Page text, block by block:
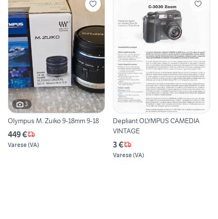
3
Olympus M. Zuiko 9-18mm 9-18
449 €
Varese(VA)
Depliant OLYMPUS CAMEDIA
VINTAGE
3 €
Varese(VA)